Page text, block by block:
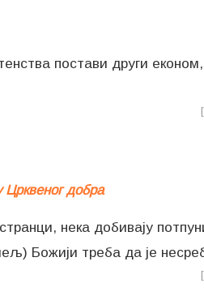
постави други
[
добра
нека добивају
Божији треба да је
[